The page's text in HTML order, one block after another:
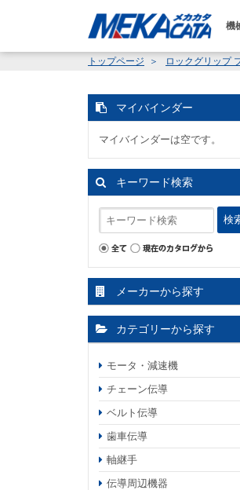
機
トップページ ロックグリップ
マイバインダー
マイバインダーは空です。
キーワード検索
検
メーカーから探す
カテゴリーから探す
モータ・減速機
チェーン伝導
ベルト伝導
歯車伝導
軸継手
伝導周辺機器